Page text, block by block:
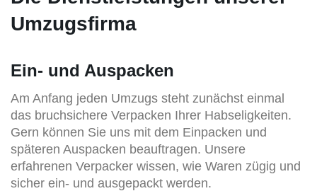
Umzugsfirma
Ein- und Auspacken
Am Anfang jeden Umzugs steht zunächst einmal
das bruchsichere Verpacken Ihrer Habseligkeiten.
Gern können Sie uns mit dem Einpacken und
späteren Auspacken beauftragen. Unsere
erfahrenen Verpacker wissen, wie Waren zügig und
sicher ein- und ausgepackt werden.